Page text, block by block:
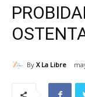
By X La Libre